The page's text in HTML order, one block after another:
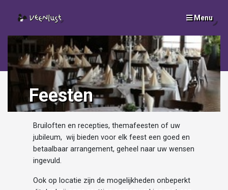
x
Menu
Feesten
Bruiloften en recepties, themafeesten of uw
jubileum, wij bieden voor elk feest een goed en
betaalbaar arrangement, geheel naar uw wensen
ingevuld.
Ook op locatie zijn de mogelijkheden onbeperkt